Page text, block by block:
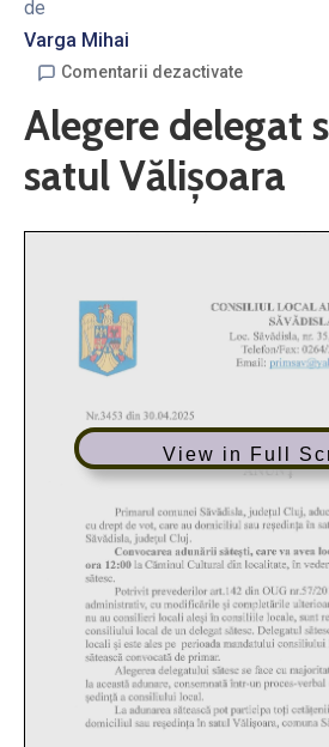
de
Varga Mihai
Comentarii dezactivate
Alegere delegat
satul Vălișoara
View in Full